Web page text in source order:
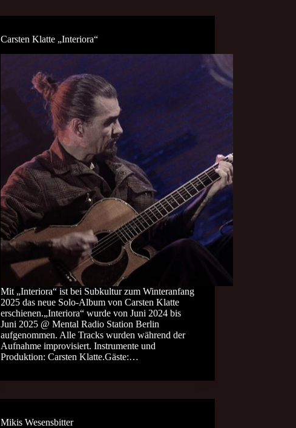
Carsten Klatte „Interiora“
Mit „Interiora“ ist bei Subkultur zum Winteranfang
2025 das neue Solo-Album von Carsten Klatte
erschienen.„Interiora“ wurde von Juni 2024 bis
Juni 2025 @ Mental Radio Station Berlin
aufgenommen. Alle Tracks wurden während der
Aufnahme improvisiert. Instrumente und
Produktion: Carsten Klatte.Gäste:…
Mikis Wesensbitter